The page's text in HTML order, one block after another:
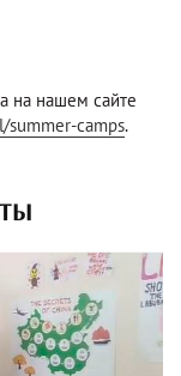
на нашем сайте
camps.